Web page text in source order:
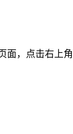
面，点击右上角